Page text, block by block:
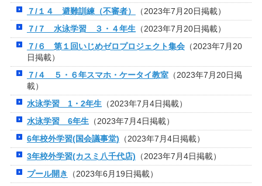
７/１４ 避難訓練（不審者）
（2023年7月20日掲載）
７/７ 水泳学習 ３・４年生 （2023年7月20日掲載）
７/６ 第１回いじめゼロプロジェクト集会（2023年7月20
日掲載）
７/４ ５・６年スマホ・ケータイ教室（2023年7月20日掲
載）
水泳学習 1・2年生 （2023年7月4日掲載）
水泳学習 6年生 （2023年7月4日掲載）
6年校外学習(国会議事堂) （2023年7月4日掲載）
3年校外学習(カスミ八千代店) （2023年7月4日掲載）
プール開き
（2023年6月19日掲載）